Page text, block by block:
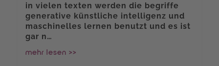
in vielen texten werden die begriffe
generative künstliche intelligenz und
maschinelles lernen benutzt und es ist
gar n…
mehr lesen >>